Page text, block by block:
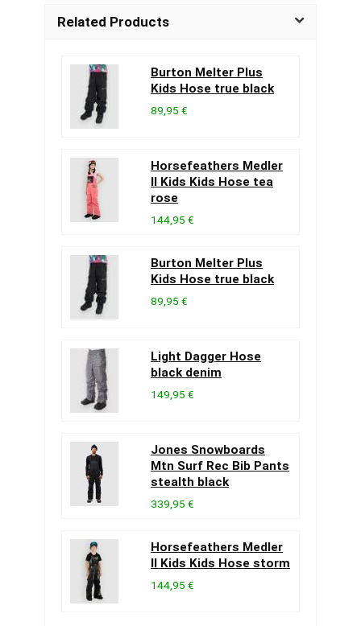
Related Products
Burton Melter Plus
Kids Hose true black
89,95 €
Horsefeathers Medler
II Kids Kids Hose tea
rose
144,95 €
Burton Melter Plus
Kids Hose true black
89,95 €
Light Dagger Hose
black denim
149,95 €
Jones Snowboards
Mtn Surf Rec Bib Pants
stealth black
339,95 €
Horsefeathers Medler
II Kids Kids Hose storm
144,95 €